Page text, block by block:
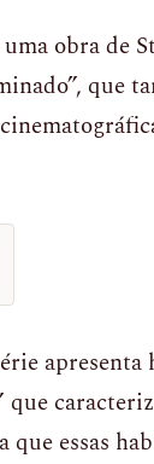
obra de
que
apresenta
essas